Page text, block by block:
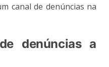
canal de denúncias na
denúncias a